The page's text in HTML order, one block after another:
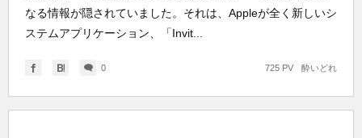
なる情報が隠されていました。それは、Appleが全く新しいシ
ステムアプリケーション、「Invit...
0 酔いどれ
725 PV